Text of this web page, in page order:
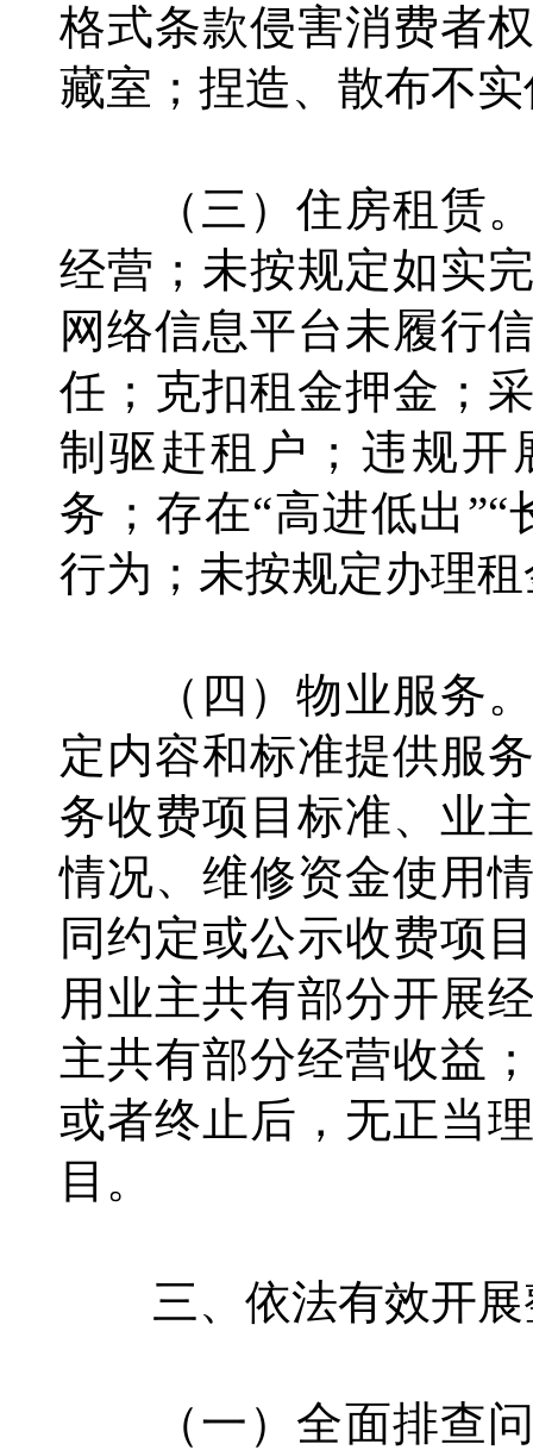
格式条款侵害消费者
藏室；捏造、散布不
（三）住房租赁。
经营；未按规定如实
网络信息平台未履行
任；克扣租金押金；
制驱赶租户；违规开
务；存在“高进低出
行为；未按规定办理
（四）物业服务。
定内容和标准提供服
务收费项目标准、业
情况、维修资金使用
同约定或公示收费项
用业主共有部分开展
主共有部分经营收益
或者终止后，无正当
目。
三、依法有效开展
（一）全面排查问